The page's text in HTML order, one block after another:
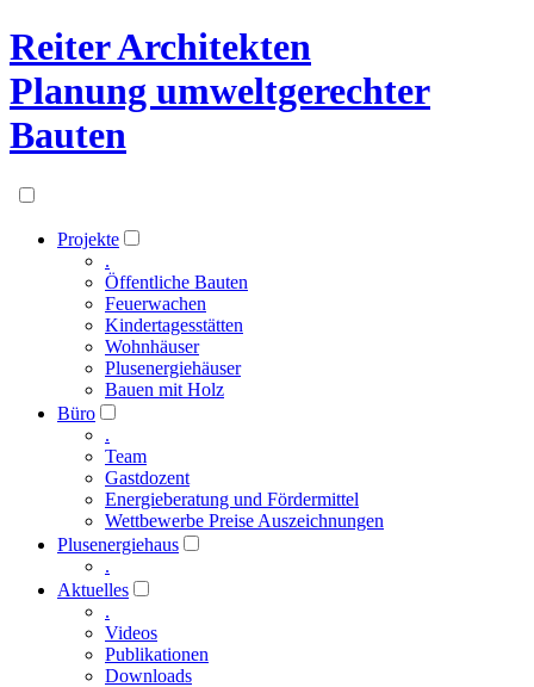
Reiter Architekten
Planung umweltgerechter
Bauten
Projekte
.
Öffentliche Bauten
Feuerwachen
Kindertagesstätten
Wohnhäuser
Plusenergiehäuser
Bauen mit Holz
Büro
.
Team
Gastdozent
Energieberatung und Fördermittel
Wettbewerbe Preise Auszeichnungen
Plusenergiehaus
.
Aktuelles
.
Videos
Publikationen
Downloads